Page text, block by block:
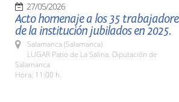
27/05/2026
Acto homenaje a los 35
de la institución jubilados en 2025.
Salamanca (Salamanca)
LUGAR Patio de La Salina. Diputación de
Salamanca
Hora: 11:00 h.